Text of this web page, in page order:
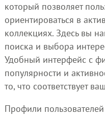
который позволяет
ориентироваться в
коллекциях. Здесь вы
поиска и выбора
Удобный интерфейс с
популярности и
то, что соответствует
Профили пользователей